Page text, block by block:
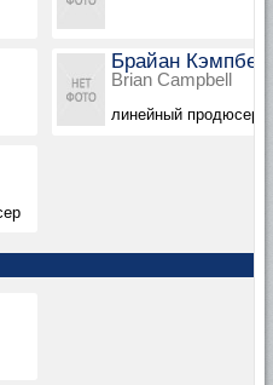
Брайан
Brian Campbell
линейный продюсер